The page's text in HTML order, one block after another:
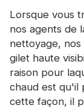
Catalogue
Vidéo
Contact
Lorsque vous
nos agents de
nettoyage,
gilet haute
raison pour
chaud est qu'il
cette façon, il